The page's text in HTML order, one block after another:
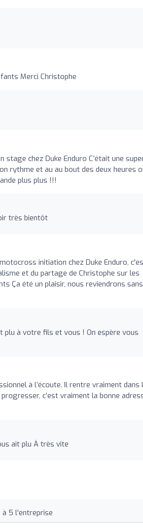
Merci Christophe
chez Duke Enduro C’était une
rythme et au au bout des deux heures
plus plus !!!
très bientôt
initiation chez Duke Enduro,
et du partage de Christophe sur les
Ça été un plaisir, nous reviendrons sans
plu à votre fils et vous ! On espère vous
à l’écoute. Il rentre vraiment dans
c’est vraiment la bonne
ait plu À très vite
à 5 l'entreprise